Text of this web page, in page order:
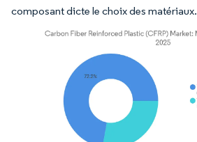
composant dicte le choix des matériaux.